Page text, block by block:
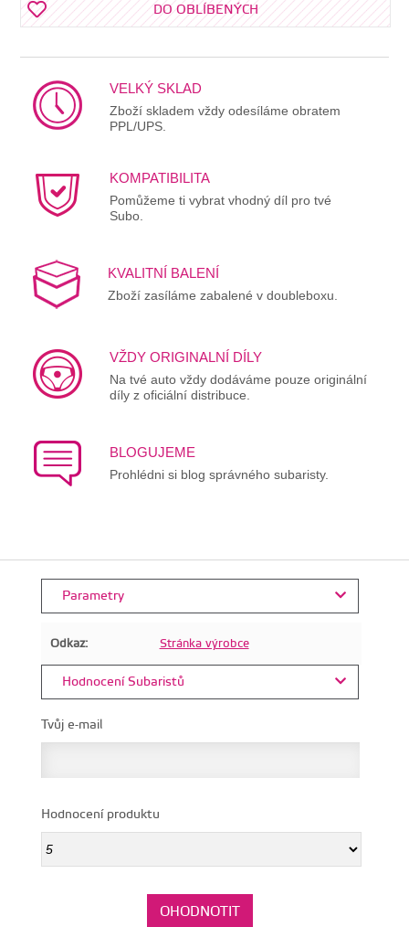
DO OBLÍBENÝCH
VELKÝ SKLAD
Zboží skladem vždy odesíláme obratem
PPL/UPS.
KOMPATIBILITA
Pomůžeme ti vybrat vhodný díl pro tvé
Subo.
KVALITNÍ BALENÍ
Zboží zasíláme zabalené v doubleboxu.
VŽDY ORIGINALNÍ DÍLY
Na tvé auto vždy dodáváme pouze originální
díly z oficiální distribuce.
BLOGUJEME
Prohlédni si blog správného subaristy.
Parametry
Odkaz: Stránka výrobce
Hodnocení Subaristů
Tvůj e-mail
Hodnocení produktu